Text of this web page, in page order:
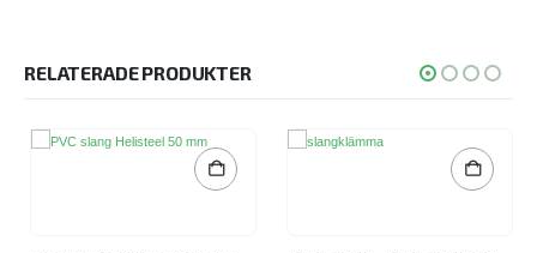
RELATERADE PRODUKTER